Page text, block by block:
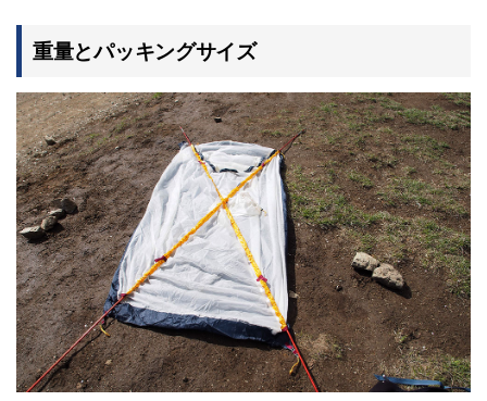
重量とパッキングサイズ